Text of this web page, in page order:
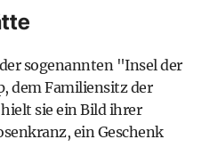
sogenannten "Insel der
dem Familiensitz der
sie ein Bild ihrer
ein Geschenk